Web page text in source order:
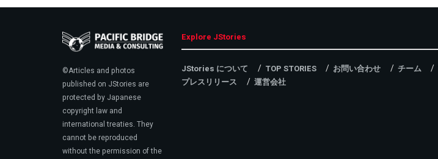
©Articles and photos
published on JStories are
protected by Japanese
copyright law and
international treaties. They
cannot be reproduced
without the permission of the
Explore JStories
JStories について TOP STORIES お問い合わせ チーム
プレスリリース
運営会社